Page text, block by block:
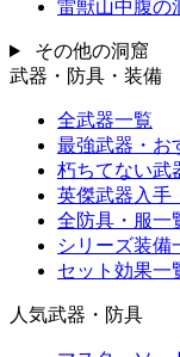
雷獣山中腹の
その他の洞窟
武器・防具・装備
全武器一覧
最強武器・お
朽ちてない武
英傑武器入手
全防具・服一
シリーズ装備
セット効果一
人気武器・防具